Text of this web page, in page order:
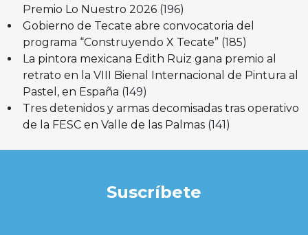
Premio Lo Nuestro 2026 (196)
Gobierno de Tecate abre convocatoria del
programa “Construyendo X Tecate” (185)
La pintora mexicana Edith Ruiz gana premio al
retrato en la VIII Bienal Internacional de Pintura al
Pastel, en España (149)
Tres detenidos y armas decomisadas tras operativo
de la FESC en Valle de las Palmas (141)
Suscríbete